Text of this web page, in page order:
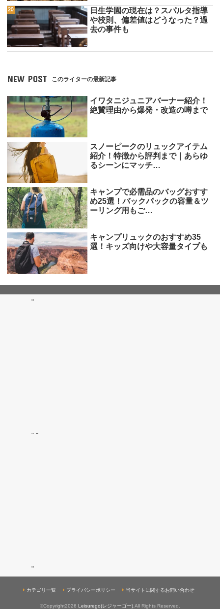
日生学園の現在は？スパルタ指導
や校則、偏差値はどうなった？過
去の事件も
NEW POST このライターの最新記事
イワタニジュニアバーナー紹介！
絶賛理由から爆発・改造の噂まで
スノーピークのリュックアイテム
紹介！特徴から評判まで｜あらゆ
るシーンにマッチ…
キャンプで必需品のバッグおすす
め25選！バックパックの容量＆ツ
ーリング用もご…
キャンプリュックのおすすめ35
選！キッズ向けや大容量タイプも
"
" "
"
カテゴリ一覧 プライバシーポリシー 当サイトに関するお問い合わせ
©Copyright2026 Leisurego(レジャーゴー) .All Rights Reserved.